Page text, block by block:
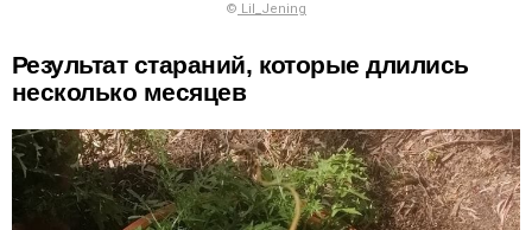
© Lil_Jening
Результат стараний, которые длились
несколько месяцев